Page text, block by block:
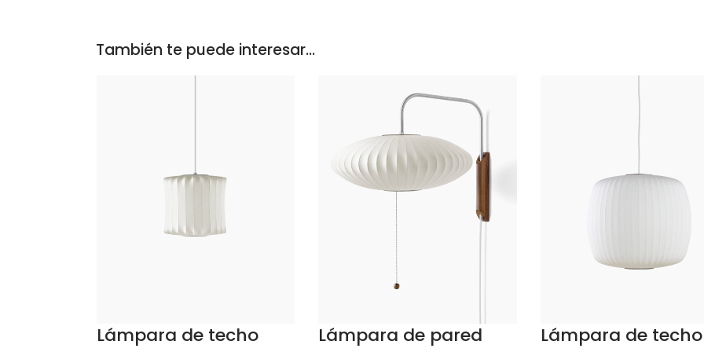
También te puede interesar...
Lámpara de techo
Comprar
Lámpara de pared
Comprar
Lámpara de techo